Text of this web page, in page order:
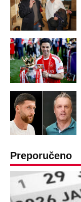
Preporučeno